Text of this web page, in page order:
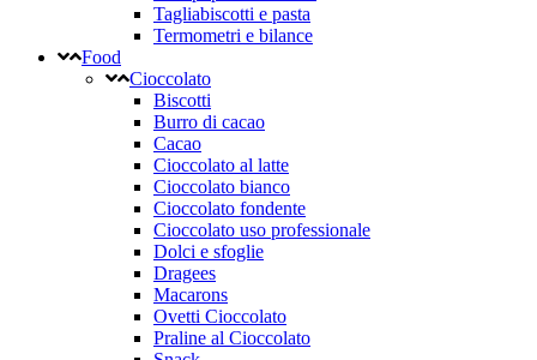
Tagliabiscotti e pasta
Termometri e bilance
Food
Cioccolato
Biscotti
Burro di cacao
Cacao
Cioccolato al latte
Cioccolato bianco
Cioccolato fondente
Cioccolato uso professionale
Dolci e sfoglie
Dragees
Macarons
Ovetti Cioccolato
Praline al Cioccolato